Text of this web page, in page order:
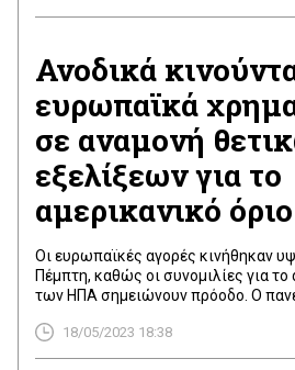
Ανοδικά
ευρωπαϊκά
σε αναμονή
εξελίξεων για το
αμερικανικό
Οι ευρωπαϊκές αγορές κινήθηκαν
Πέμπτη, καθώς οι συνομιλίες για
των ΗΠΑ σημειώνουν πρόοδο. Ο
κλάδους να διαπραγματεύονται σε
βρετανικός δείκτης FTSE 100
18/05/2023 18:38